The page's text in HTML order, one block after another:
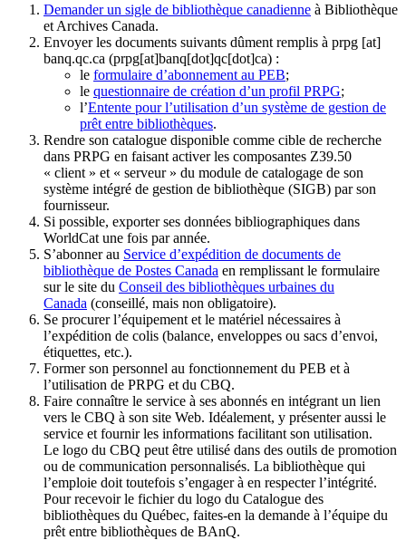
Demander un sigle de bibliothèque canadienne à Bibliothèque
et Archives Canada.
Envoyer les documents suivants dûment remplis à prpg [at]
banq.qc.ca (prpg[at]banq[dot]qc[dot]ca) :
le formulaire d’abonnement au PEB;
le questionnaire de création d’un profil PRPG;
l’Entente pour l’utilisation d’un système de gestion de
prêt entre bibliothèques.
Rendre son catalogue disponible comme cible de recherche
dans PRPG en faisant activer les composantes Z39.50
« client » et « serveur » du module de catalogage de son
système intégré de gestion de bibliothèque (SIGB) par son
fournisseur.
Si possible, exporter ses données bibliographiques dans
WorldCat une fois par année.
S’abonner au Service d’expédition de documents de
bibliothèque de Postes Canada en remplissant le formulaire
sur le site du Conseil des bibliothèques urbaines du
Canada (conseillé, mais non obligatoire).
Se procurer l’équipement et le matériel nécessaires à
l’expédition de colis (balance, enveloppes ou sacs d’envoi,
étiquettes, etc.).
Former son personnel au fonctionnement du PEB et à
l’utilisation de PRPG et du CBQ.
Faire connaître le service à ses abonnés en intégrant un lien
vers le CBQ à son site Web. Idéalement, y présenter aussi le
service et fournir les informations facilitant son utilisation.
Le logo du CBQ peut être utilisé dans des outils de promotion
ou de communication personnalisés. La bibliothèque qui
l’emploie doit toutefois s’engager à en respecter l’intégrité.
Pour recevoir le fichier du logo du Catalogue des
bibliothèques du Québec, faites-en la demande à l’équipe du
prêt entre bibliothèques de BAnQ.